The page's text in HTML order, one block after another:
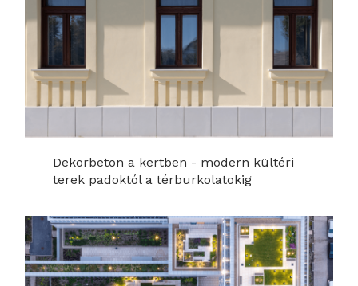
Dekorbeton a kertben - modern kültéri
terek padoktól a térburkolatokig